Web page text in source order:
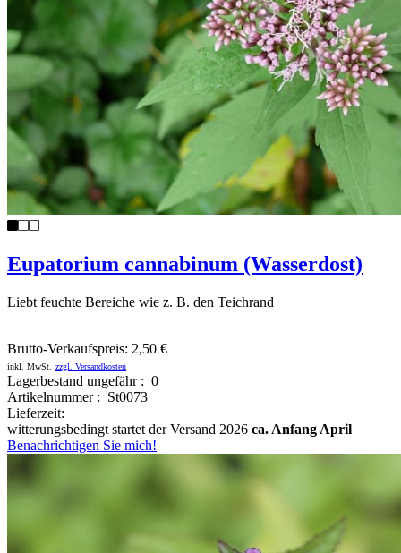
Eupatorium cannabinum (Wasserdost)
Liebt feuchte Bereiche wie z. B. den Teichrand
Brutto-Verkaufspreis: 2,50 €
inkl. MwSt. zzgl. Versandkosten
Lagerbestand ungefähr : 0
Artikelnummer : St0073
Lieferzeit:
witterungsbedingt startet der Versand 2026 ca. Anfang April
Benachrichtigen Sie mich!